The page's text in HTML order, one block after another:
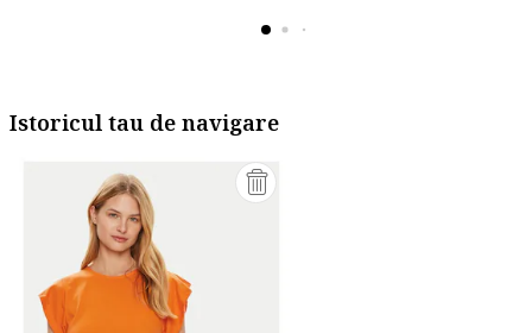
Istoricul tau de navigare